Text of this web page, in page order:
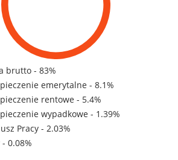
brutto - 83%
emerytalne - 8.1%
rentowe - 5.4%
wypadkowe - 1.39%
Pracy - 2.03%
- 0.08%